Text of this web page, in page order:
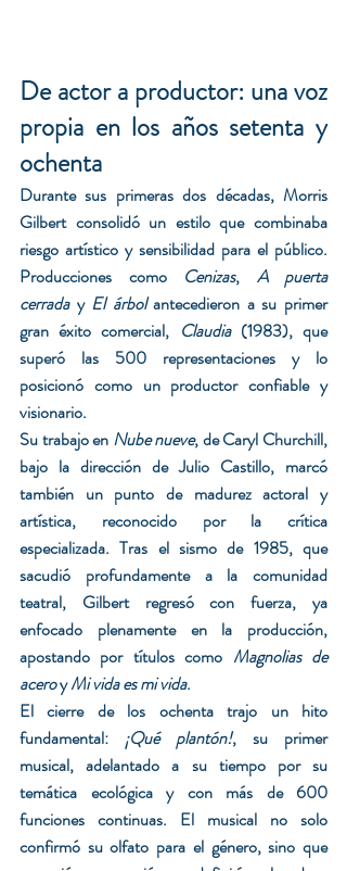
De actor a productor: una voz
propia en los años setenta y
ochenta
Durante sus primeras dos décadas, Morris
Gilbert consolidó un estilo que combinaba
riesgo artístico y sensibilidad para el público.
Producciones como Cenizas, A puerta
cerrada y El árbol antecedieron a su primer
gran éxito comercial, Claudia (1983), que
superó las 500 representaciones y lo
posicionó como un productor confiable y
visionario.
Su trabajo en Nube nueve, de Caryl Churchill,
bajo la dirección de Julio Castillo, marcó
también un punto de madurez actoral y
artística, reconocido por la crítica
especializada. Tras el sismo de 1985, que
sacudió profundamente a la comunidad
teatral, Gilbert regresó con fuerza, ya
enfocado plenamente en la producción,
apostando por títulos como Magnolias de
acero y Mi vida es mi vida.
El cierre de los ochenta trajo un hito
fundamental: ¡Qué plantón!, su primer
musical, adelantado a su tiempo por su
temática ecológica y con más de 600
funciones continuas. El musical no solo
confirmó su olfato para el género, sino que